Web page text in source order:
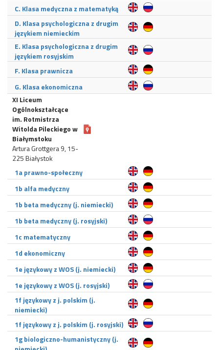
C. Klasa medyczna z matematyką
D. Klasa psychologiczna z drugim
językiem niemieckim
E. Klasa psychologiczna z drugim
językiem rosyjskim
F. Klasa prawnicza
G. Klasa ekonomiczna
XI Liceum
Ogólnokształcące
im. Rotmistrza
Witolda Pileckiego w
Białymstoku
Artura Grottgera 9, 15-
225 Białystok
1a prawno-społeczny
1b alfa medyczny
1b beta medyczny (j. niemiecki)
1b beta medyczny (j. rosyjski)
1c matematyczny
1d ekonomiczny
1e językowy z WOS (j. niemiecki)
1e językowy z WOS (j. rosyjski)
1f językowy z j. polskim (j.
niemiecki)
1f językowy z j. polskim (j. rosyjski)
1g biologiczno-humanistyczny (j.